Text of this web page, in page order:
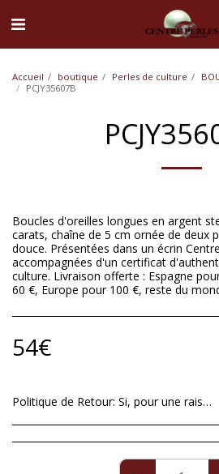
Accueil boutique Perles de culture
PCJY35607B
Boucles d'oreilles longues en argent
carats, chaîne de 5 cm ornée de deux
douce. Présentées dans un écrin
accompagnées d'un certificat
culture. Livraison offerte : Espagne
60 €, Europe pour 100 €, reste du
54€
Politique de Retour: Si, pour une raison exceptionnelle vous n'êtes pas satisfait(e) avec l'article que nous vous avons envoyé, vous avez 14 jours á compter du moment de réception pour le rendre. Imperfections sur les perles de culture ne sont pas un motif valable de dévolution, car celles-ci sont totalement naturelles et il n'est pas possible de les travailler en les rendant rondes et parfaites. Pour la perle de Majorque qui vient avec sa garantie internationale de 10 ans, la garantie couvre tous défauts de fabrication exclusivement de la perle, toute fois qu'elle aie été correctement soignée. Le remboursement , quand cela procède, se fera au travers du même moyen de payement que vous avez utiliser au moment de l'achat.